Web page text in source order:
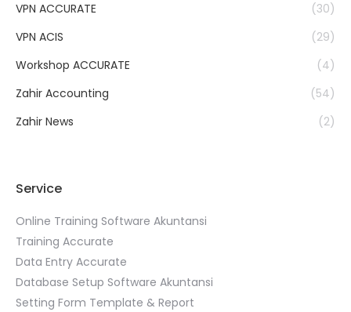
VPN ACCURATE
(30)
VPN ACIS
(29)
Workshop ACCURATE
(4)
Zahir Accounting
(54)
Zahir News
(2)
Service
Online Training Software Akuntansi
Training Accurate
Data Entry Accurate
Database Setup Software Akuntansi
Setting Form Template & Report